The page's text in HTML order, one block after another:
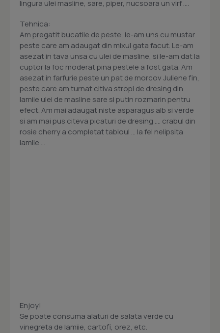
lingura ulei masline, sare, piper, nucsoara un virf ....
Tehnica:
Am pregatit bucatile de peste, le-am uns cu mustar
peste care am adaugat din mixul gata facut. Le-am
asezat in tava unsa cu ulei de masline, si le-am dat la
cuptor la foc moderat pina pestele a fost gata. Am
asezat in farfurie peste un pat de morcov Juliene fin,
peste care am turnat citiva stropi de dresing din
lamiie ulei de masline sare si putin rozmarin pentru
efect. Am mai adaugat niste asparagus alb si verde
si am mai pus citeva picaturi de dresing .... crabul din
rosie cherry a completat tabloul ... la fel nelipsita
lamiie ...
Enjoy!
Se poate consuma alaturi de salata verde cu
vinegreta de lamiie, cartofi, orez, etc.